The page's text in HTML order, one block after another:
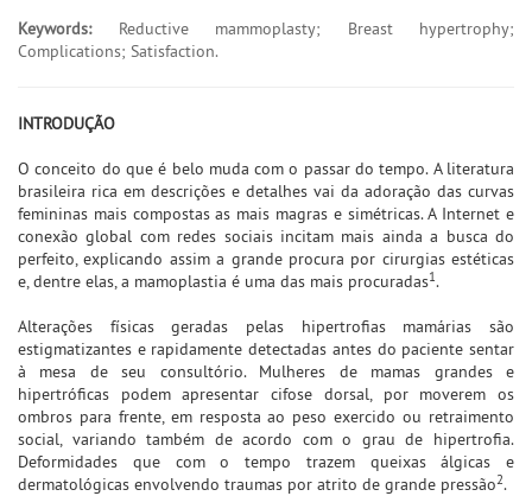
Keywords:Reductive mammoplasty; Breast hypertrophy;
Complications; Satisfaction.
INTRODUÇÃO
O conceito do que é belo muda com o passar do tempo. A literatura
brasileira rica em descrições e detalhes vai da adoração das curvas
femininas mais compostas as mais magras e simétricas. A Internet e
conexão global com redes sociais incitam mais ainda a busca do
perfeito, explicando assim a grande procura por cirurgias estéticas
e, dentre elas, a mamoplastia é uma das mais procuradas1.
Alterações físicas geradas pelas hipertrofias mamárias são
estigmatizantes e rapidamente detectadas antes do paciente sentar
à mesa de seu consultório. Mulheres de mamas grandes e
hipertróficas podem apresentar cifose dorsal, por moverem os
ombros para frente, em resposta ao peso exercido ou retraimento
social, variando também de acordo com o grau de hipertrofia.
Deformidades que com o tempo trazem queixas álgicas e
dermatológicas envolvendo traumas por atrito de grande pressão2.